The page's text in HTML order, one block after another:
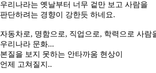
우리나라는 옛날부터 너무 겉만 보고 사람을
판단하려는 경향이 강한듯 하네요.
자동차로, 명함으로, 직업으로, 학력으로 사람
우리나라 문화...
본질을 보지 못하는 안타까움 현상이
언제 고쳐질지..